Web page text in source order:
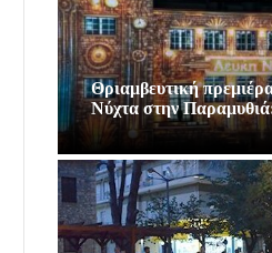
Θριαμβευτική
Νύχτα στην